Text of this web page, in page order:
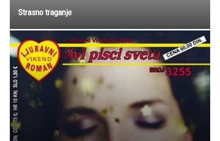
Strasno traganje